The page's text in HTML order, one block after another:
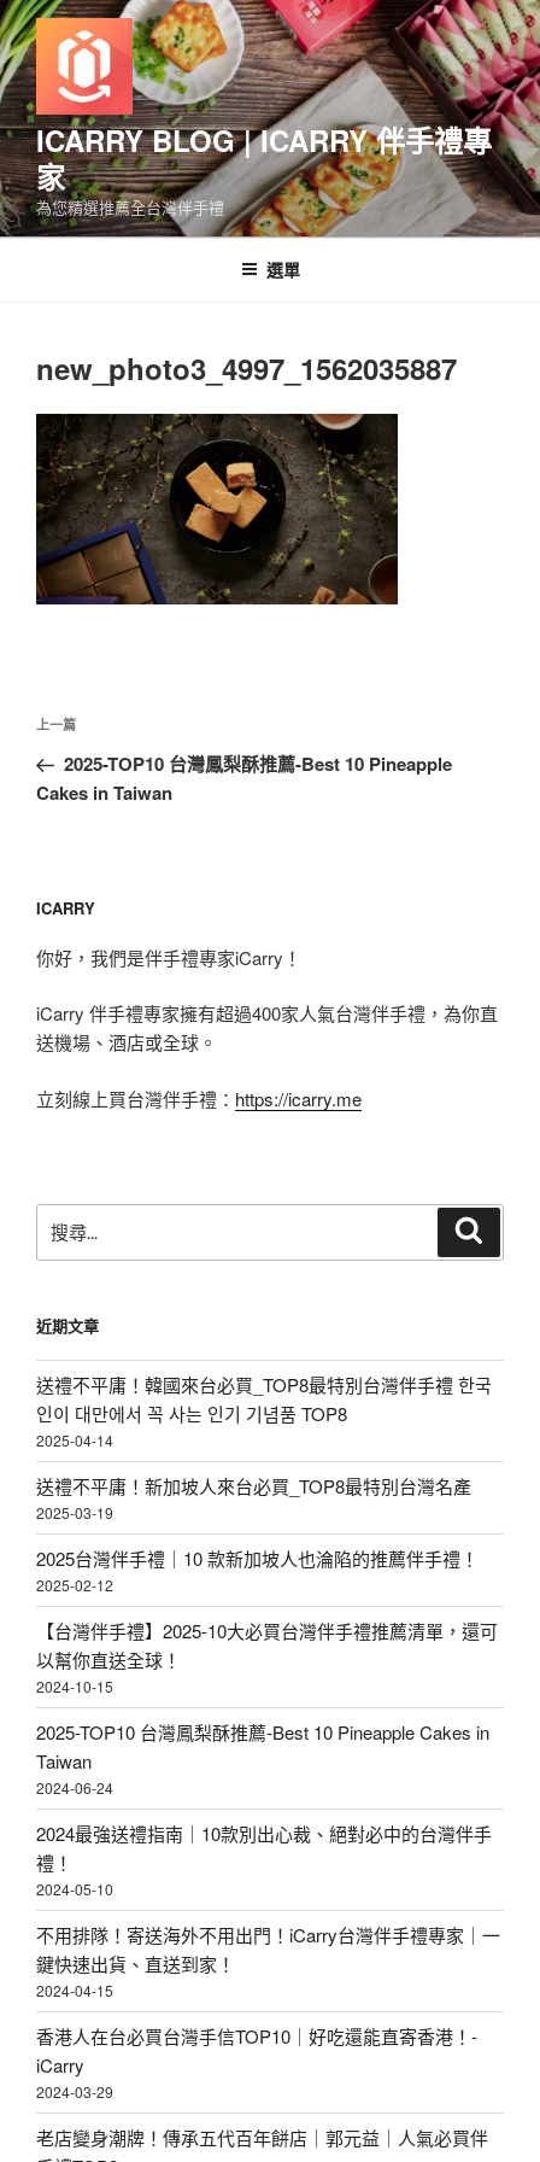
跳
至
主
要
內
容
ICARRY BLOG | ICARRY 伴手禮專
家
為您精選推薦全台灣伴手禮
選單
new_photo3_4997_1562035887
文
導
上
一
篇
上一篇
2025-TOP10 台灣鳳梨酥推薦-Best 10 Pineapple
Cakes in Taiwan
ICARRY
你好，我們是伴手禮專家iCarry！
iCarry 伴手禮專家擁有超過400家人氣台灣伴手禮，為你直
送機場、酒店或全球。
立刻線上買台灣伴手禮： https://icarry.me
尋
字:
近期文章
送禮不平庸！韓國來台必買_TOP8最特別台灣伴手禮 한국
인이 대만에서 꼭 사는 인기 기념품 TOP8
2025-04-14
送禮不平庸！新加坡人來台必買_TOP8最特別台灣名產
2025-03-19
2025台灣伴手禮｜10 款新加坡人也淪陷的推薦伴手禮！
2025-02-12
【台灣伴手禮】2025-10大必買台灣伴手禮推薦清單，還可
以幫你直送全球！
2024-10-15
2025-TOP10 台灣鳳梨酥推薦-Best 10 Pineapple Cakes in
Taiwan
2024-06-24
2024最強送禮指南｜10款別出心裁、絕對必中的台灣伴手
禮！
2024-05-10
不用排隊！寄送海外不用出門！iCarry台灣伴手禮專家｜一
鍵快速出貨、直送到家！
2024-04-15
香港人在台必買台灣手信TOP10｜好吃還能直寄香港！-
iCarry
2024-03-29
老店變身潮牌！傳承五代百年餅店｜郭元益｜人氣必買伴